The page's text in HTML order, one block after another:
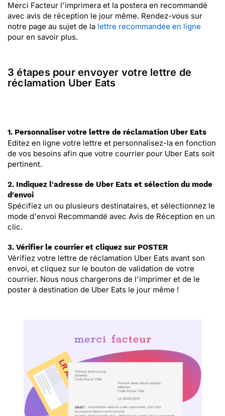
Merci Facteur l'imprimera et la postera en recommandé
avec avis de réception le jour même. Rendez-vous sur
notre page au sujet de la lettre recommandée en ligne
pour en savoir plus.
3 étapes pour envoyer votre lettre de
réclamation Uber Eats
1. Personnaliser votre lettre de réclamation Uber Eats
Editez en ligne votre lettre et personnalisez-la en fonction
de vos besoins afin que votre courrier pour Uber Eats soit
pertinent.
2. Indiquez l'adresse de Uber Eats et sélection du mode
d'envoi
Spécifiez un ou plusieurs destinataires, et sélectionnez le
mode d'envoi Recommandé avec Avis de Réception en un
clic.
3. Vérifier le courrier et cliquez sur POSTER
Vérifiez votre lettre de réclamation Uber Eats avant son
envoi, et cliquez sur le bouton de validation de votre
courrier. Nous nous chargerons de l'imprimer et de le
poster à destination de Uber Eats le jour même !